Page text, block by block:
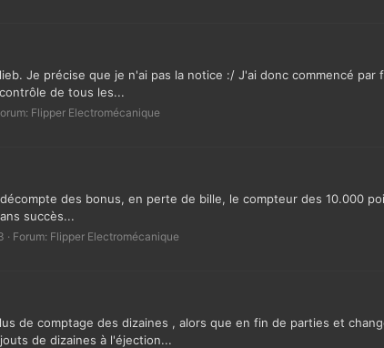
Je précise que je n'ai pas la notice :/ J'ai donc commencé
de tous les...
Flipper Electromécanique
des bonus, en perte de bille, le compteur des 10.000
succès...
Forum: Flipper Electromécanique
de comptage des dizaines , alors que en fin de parties et
de dizaines à l'éjection...